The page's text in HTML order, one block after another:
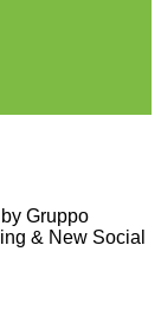
Gruppo
& New Social